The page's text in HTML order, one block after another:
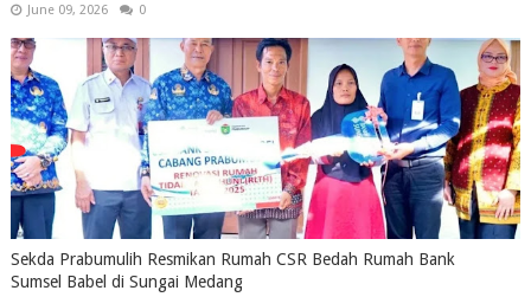
June 09, 2026 0
Sekda Prabumulih Resmikan Rumah CSR Bedah Rumah Bank
Sumsel Babel di Sungai Medang